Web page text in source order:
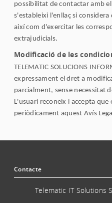
possibilitat de contactar amb
s'estableixi l'enllaç si
així com d'exercitar les
extrajudicials.
Modificació de les
TELEMATIC SOLUCIONS
expressament el dret a
parcialment, sense necessitat
L'usuari reconeix i accepta
periòdicament aquest Avís
Contacte
Telematic IT Solutions